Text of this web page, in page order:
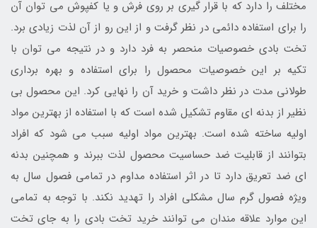
مختلف را دارد که با قرار گیری بر روی فرش و یا کفپوش می توان آن
را برای استفاده دائمی در نظر گرفت و از این رو از آن لذت زیادی برد.
تخت بادی خصوصیات منحصر به فرد دارد و در نتیجه می توان با
تکیه بر این خصوصیات محصول را برای استفاده و بهره برداری
طولانی مدت در نظر داشت و خرید آن را نهایی کرد. این محصول بی
نظیر از بدنه ای مقاوم تشکیل شده است که با استفاده از بهترین مواد
اولیه ساخته شده است. بهترین مواد اولیه سبب می شود که افراد
بتوانند از قابلیت ضد حساسیت محصول لذت ببرند و همچنین بدنه
ای ضد تعریق دارد تا در اثر استفاده مداوم در تمامی فصول سال به
ویژه فصول گرم سال مشکلی افراد را تهدید نکند. با توجه به تمامی
این موارد علاقه مندان می توانند خرید تخت بادی را به جای تخت